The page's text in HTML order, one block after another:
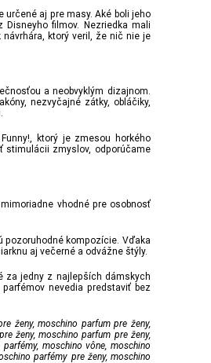
určené aj pre masy. Aké boli jeho
filmov. Nezriedka mali
ktorý veril, že nič nie je
a neobvyklým dizajnom.
nezvyčajné zátky, obláčiky,
Funny!, ktorý je zmesou horkého
stimulácii zmyslov, odporúčame
vhodné pre osobnosť
pozoruhodné kompozície. Vďaka
aj večerné a odvážne štýly.
za jedny z najlepších dámskych
nevedia predstaviť bez
ženy, moschino parfum pre ženy,
ženy, moschino parfum pre ženy,
moschino vône, moschino
parfémy pre ženy, moschino